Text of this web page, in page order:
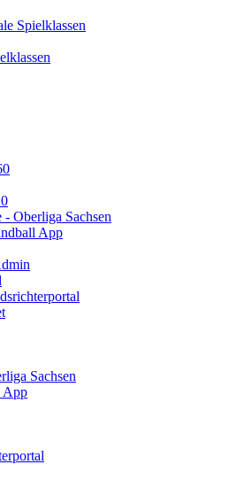
Spielklassen
- Oberliga Sachsen
App
Sachsen
App